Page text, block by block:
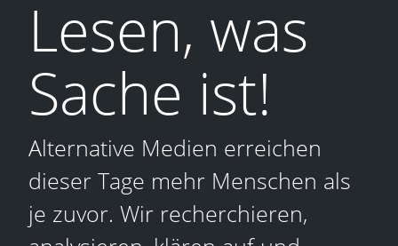
Lesen, was
Sache ist!
Alternative Medien erreichen
dieser Tage mehr Menschen als
je zuvor. Wir recherchieren,